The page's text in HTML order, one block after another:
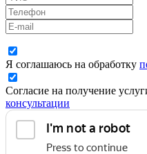
Я соглашаюсь на обработку
Согласие на получение
консультации